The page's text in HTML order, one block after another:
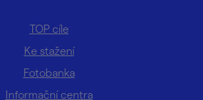
TOP cíle
Ke stažení
Fotobanka
Informační centra